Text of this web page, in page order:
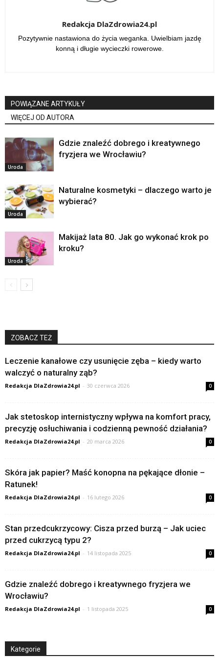
Redakcja DlaZdrowia24.pl
Pozytywnie nastawiona do życia weganka. Uwielbiam jazdę
konną i długie wycieczki rowerowe.
POWIĄZANE ARTYKUŁY
WIĘCEJ OD AUTORA
Uroda
Gdzie znaleźć dobrego i kreatywnego
fryzjera we Wrocławiu?
Uroda
Naturalne kosmetyki – dlaczego warto je
wybierać?
Uroda
Makijaż lata 80. Jak go wykonać krok po
kroku?
ZOBACZ TEŻ
Leczenie kanałowe czy usunięcie zęba – kiedy warto
walczyć o naturalny ząb?
Redakcja DlaZdrowia24.pl - 30 czerwca 2026 0
Jak stetoskop internistyczny wpływa na komfort pracy,
precyzję osłuchiwania i codzienną pewność działania?
Redakcja DlaZdrowia24.pl - 20 marca 2026 0
Skóra jak papier? Maść konopna na pękające dłonie –
Ratunek!
Redakcja DlaZdrowia24.pl - 16 lutego 2026 0
Stan przedcukrzycowy: Cisza przed burzą – Jak uciec
przed cukrzycą typu 2?
Redakcja DlaZdrowia24.pl - 14 listopada 2025 0
Gdzie znaleźć dobrego i kreatywnego fryzjera we
Wrocławiu?
Redakcja DlaZdrowia24.pl - 1 listopada 2025 0
Kategorie